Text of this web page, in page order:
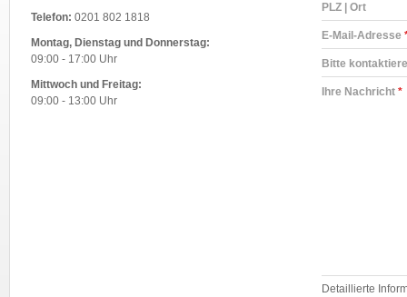
Telefon: 0201 802 1818
Montag, Dienstag und Donnerstag:
09:00 - 17:00 Uhr
Mittwoch und Freitag:
09:00 - 13:00 Uhr
PLZ | Ort
E-Mail-Adresse
Bitte
Ihre Nachricht *
Detaillierte